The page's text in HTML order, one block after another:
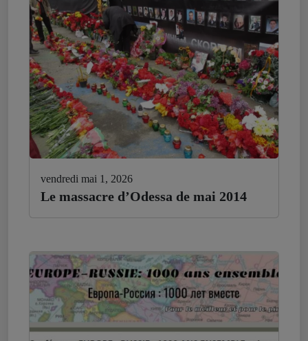
vendredi mai 1, 2026
Le massacre d’Odessa de mai 2014